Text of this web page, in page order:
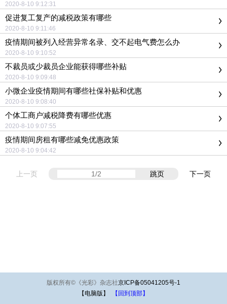
2020-8-10 9:12:31
促进复工复产的减税政策有哪些
2020-8-10 9:11:46
疫情期间被列入经营异常名录、交不起电气费怎么办
2020-8-10 9:10:52
不裁员或少裁员企业能获得哪些补贴
2020-8-10 9:09:48
小微企业疫情期间有哪些社保补贴和优惠
2020-8-10 9:08:40
个体工商户减税降费有哪些优惠
2020-8-10 9:07:55
疫情期间房租有哪些减免优惠政策
2020-8-10 9:04:42
上一页 跳页 下一页
版权所有© 《光彩》杂志社京ICP备05041205号-1
【电脑版】
【回到顶部】